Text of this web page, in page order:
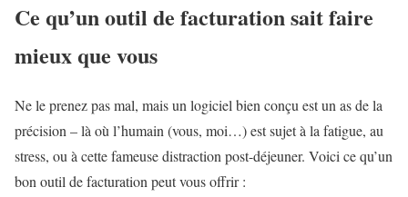
Ce qu’un outil de facturation sait faire
mieux que vous
Ne le prenez pas mal, mais un logiciel bien conçu est un as de la
précision – là où l’humain (vous, moi…) est sujet à la fatigue, au
stress, ou à cette fameuse distraction post-déjeuner. Voici ce qu’un
bon outil de facturation peut vous offrir :